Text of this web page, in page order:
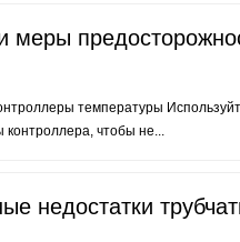
меры
температуры
контроллера, чтобы не...
недостатки